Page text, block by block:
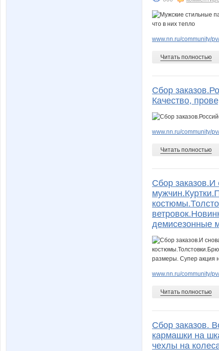
www.nn.ru/community/
Читать полностью
Сбор
Качество,
www.nn.ru/community/
Читать полностью
Сбор
демисезонные
www.nn.ru/community/
Читать полностью
Сбор заказов.
кармашки на
чехлы на